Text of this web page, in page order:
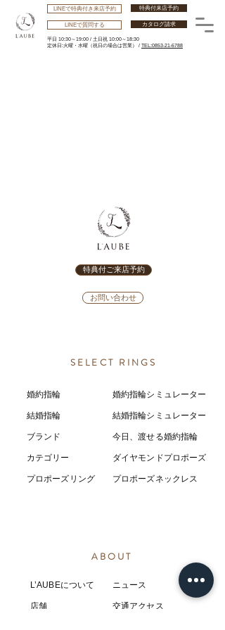
特典付来店予約
LINEで特典付き来店予約
カタログ請求
平日 10:30～19:00 / 土日祝 10:00～18:30
​定休日:火曜・水曜 （祝日の場合は営業） / TEL:0853-21-6788
LINEで質問する
特典付ご来店予約
お問い合わせ
SELECT RINGS
婚約指輪
結婚指輪
ブランド
カテゴリー
プロポーズリング
婚約指輪シミュレーター
結婚指輪シミ ュレーター
今日、渡せる婚約指輪
ダイヤモンドプロポーズ
プロポーズネックレス
ABOUT
L’AUBEについて
店舗
​ニュース
​交通アクセス